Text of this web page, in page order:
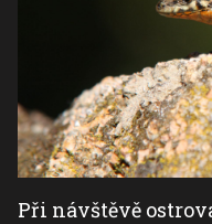
Při návštěvě